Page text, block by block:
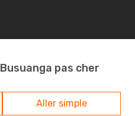
pas cher
Aller simple